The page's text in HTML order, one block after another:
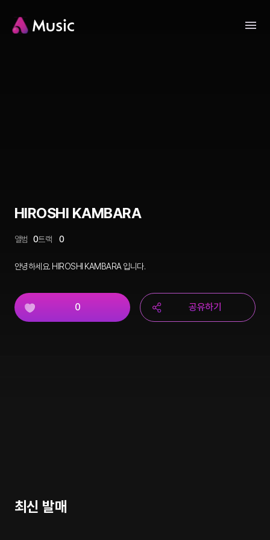
HIROSHI KAMBARA
앨범 0트랙 0
안녕하세요. HIROSHI KAMBARA 입니다.
0 공유하기
최신 발매